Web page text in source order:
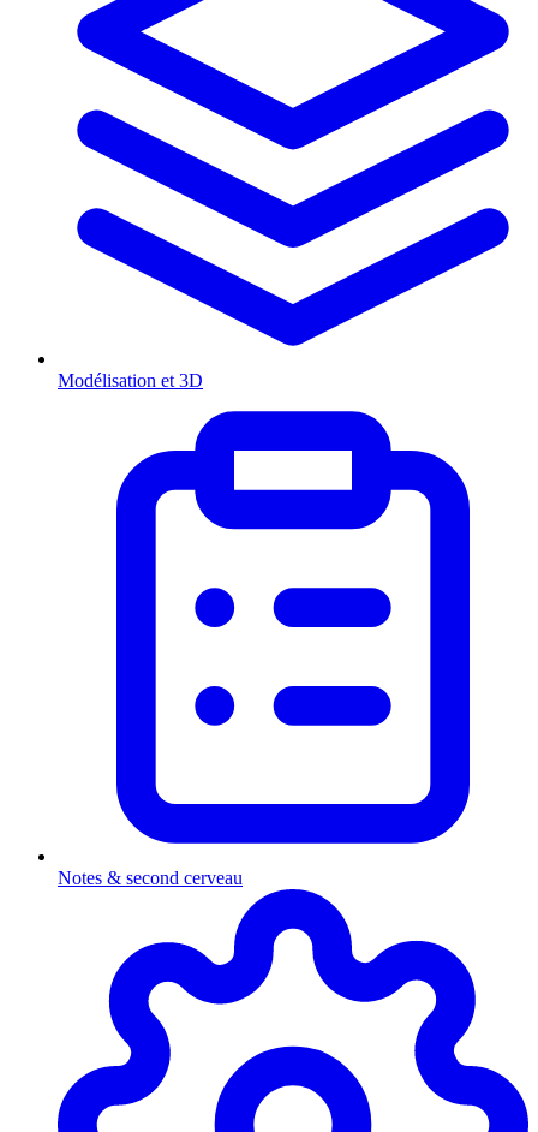
Modélisation et 3D
Notes & second cerveau